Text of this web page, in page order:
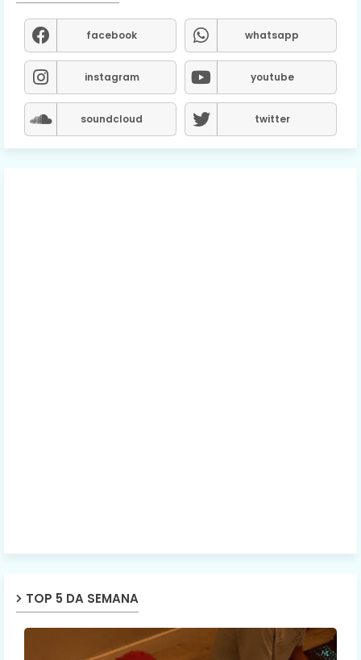
facebook whatsapp
instagram youtube
soundcloud twitter
TOP 5 DA SEMANA